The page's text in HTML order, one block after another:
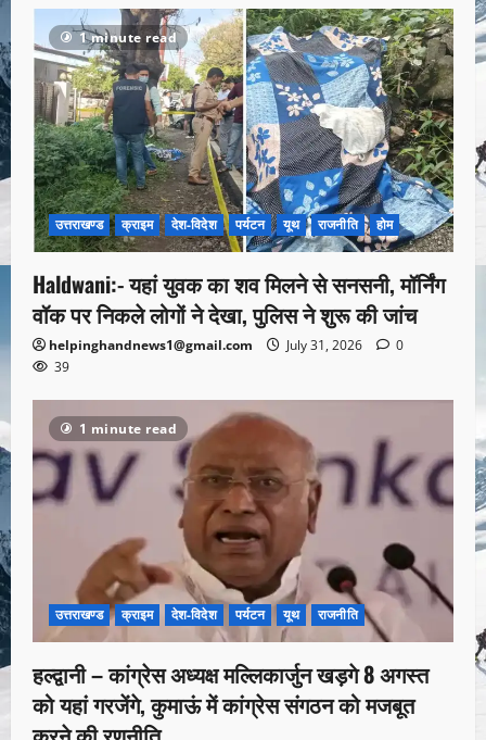
1 minute read
उत्तराखण्ड क्राइम देश-विदेश पर्यटन यूथ राजनीति होम
Haldwani:- यहां युवक का शव मिलने से सनसनी, मॉर्निंग
वॉक पर निकले लोगों ने देखा, पुलिस ने शुरू की जांच
helpinghandnews1@gmail.com July 31, 2026
0
39
1 minute read
उत्तराखण्ड क्राइम देश-विदेश पर्यटन यूथ राजनीति
हल्द्वानी – कांग्रेस अध्यक्ष मल्लिकार्जुन खड़गे 8 अगस्त
को यहां गरजेंगे, कुमाऊं में कांग्रेस संगठन को मजबूत